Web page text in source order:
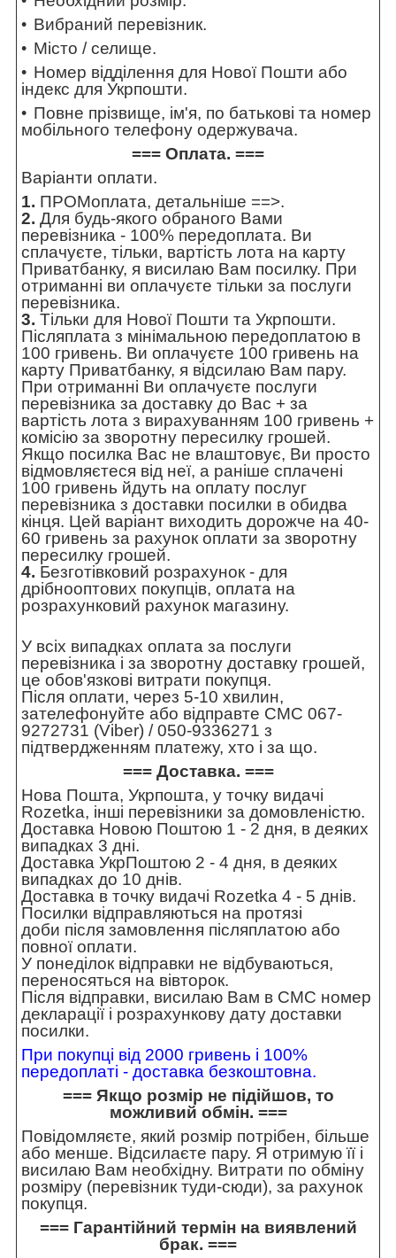
Вибраний перевізник.
Місто / селище.
Номер відділення для Нової Пошти або
індекс для Укрпошти.
Повне прізвище, ім'я, по батькові та номер
мобільного телефону одержувача.
=== Оплата. ===
Варіанти оплати.
1. ПРОМоплата, детальніше ==>.
2. Для будь-якого обраного Вами
перевізника - 100% передоплата. Ви
сплачуєте, тільки, вартість лота на карту
Приватбанку, я висилаю Вам посилку. При
отриманні ви оплачуєте тільки за послуги
перевізника.
3. Тільки для Нової Пошти та Укрпошти.
Післяплата з мінімальною передоплатою в
100 гривень. Ви оплачуєте 100 гривень на
карту Приватбанку, я відсилаю Вам пару.
При отриманні Ви оплачуєте послуги
перевізника за доставку до Вас + за
вартість лота з вирахуванням 100 гривень +
комісію за зворотну пересилку грошей.
Якщо посилка Вас не влаштовує, Ви просто
відмовляєтеся від неї, а раніше сплачені
100 гривень йдуть на оплату послуг
перевізника з доставки посилки в обидва
кінця. Цей варіант виходить дорожче на 40-
60 гривень за рахунок оплати за зворотну
пересилку грошей.
4. Безготівковий розрахунок - для
дрібнооптових покупців, оплата на
розрахунковий рахунок магазину.
У всіх випадках оплата за послуги
перевізника і за зворотну доставку грошей,
це обов'язкові витрати покупця.
Після оплати, через 5-10 хвилин,
зателефонуйте або відправте СМС 067-
9272731 (Viber) / 050-9336271 з
підтвердженням платежу, хто і за що.
=== Доставка. ===
Нова Пошта, Укрпошта, у точку видачі
Rozetka, інші перевізники за домовленістю.
Доставка Новою Поштою 1 - 2 дня, в деяких
випадках 3 дні.
Доставка УкрПоштою 2 - 4 дня, в деяких
випадках до 10 днів.
Доставка в точку видачі Rozetka 4 - 5 днів.
Посилки відправляються на протязі
доби після замовлення післяплатою або
повної оплати.
У понеділок відправки не відбуваються,
переносяться на вівторок.
Після відправки, висилаю Вам в СМС номер
декларації і розрахункову дату доставки
посилки.
При покупці від 2000 гривень і 100%
передоплаті - доставка безкоштовна.
=== Якщо розмір не підійшов, то
можливий обмін. ===
Повідомляєте, який розмір потрібен, більше
або менше. Відсилаєте пару. Я отримую її і
висилаю Вам необхідну. Витрати по обміну
розміру (перевізник туди-сюди), за рахунок
покупця.
=== Гарантійний термін на виявлений
брак. ===